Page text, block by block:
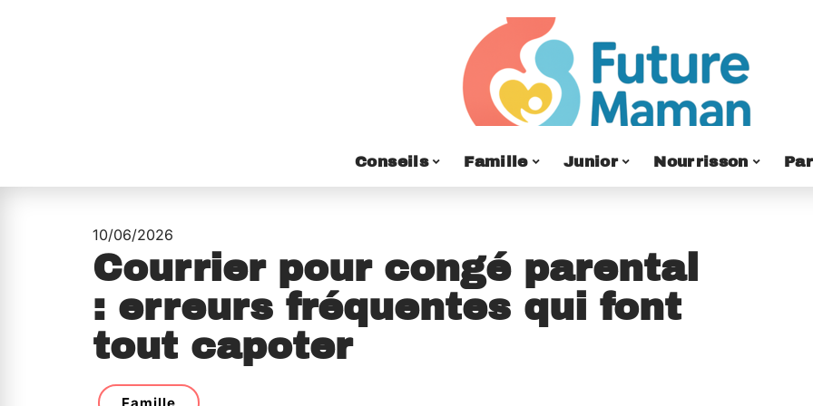
Conseils Famille Junior Nourrisson
10/06/2026
Courrier pour congé parental
: erreurs fréquentes qui font
tout capoter